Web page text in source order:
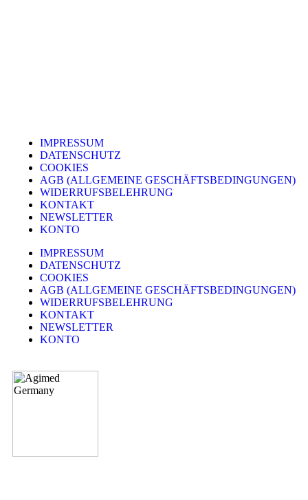
IMPRESSUM
DATENSCHUTZ
COOKIES
AGB (ALLGEMEINE GESCHÄFTSBEDINGUNGEN)
WIDERRUFSBELEHRUNG
KONTAKT
NEWSLETTER
KONTO
IMPRESSUM
DATENSCHUTZ
COOKIES
AGB (ALLGEMEINE GESCHÄFTSBEDINGUNGEN)
WIDERRUFSBELEHRUNG
KONTAKT
NEWSLETTER
KONTO